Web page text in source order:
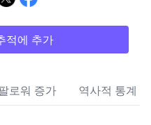
적에 추가
로워 증가 역사적 통계